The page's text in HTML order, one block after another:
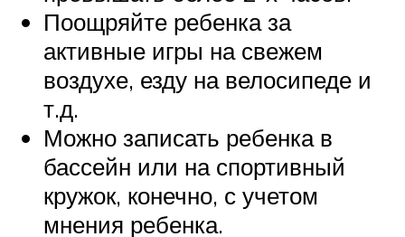
Поощряйте ребенка за
активные игры на свежем
воздухе, езду на велосипеде и
т.д.
Можно записать ребенка в
бассейн или на спортивный
кружок, конечно, с учетом
мнения ребенка.